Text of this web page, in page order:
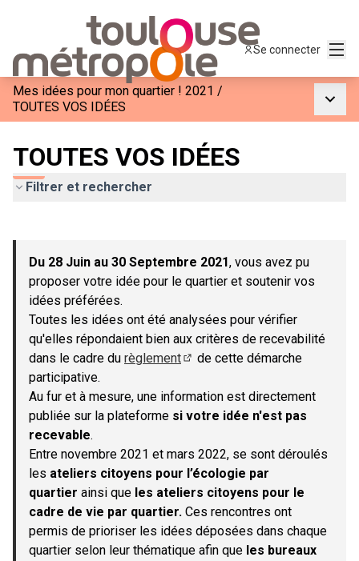
Se connecter
Mes idées pour mon quartier ! 2021 /
TOUTES VOS IDÉES
TOUTES VOS IDÉES
Filtrer et rechercher
−
Du 28 Juin au 30 Septembre 2021, vous avez pu
proposer votre idée pour le quartier et soutenir vos
idées préférées.
Toutes les idées ont été analysées pour vérifier
qu'elles répondaient bien aux critères de recevabilité
dans le cadre du règlement
de cette démarche
participative.
Au fur et à mesure, une information est directement
publiée sur la plateforme si votre idée n'est pas
recevable.
Entre novembre 2021 et mars 2022, se sont déroulés
les ateliers citoyens pour l’écologie par
quartier ainsi que les ateliers citoyens pour le
cadre de vie par quartier. Ces rencontres ont
permis de prioriser les idées déposées dans chaque
quartier selon leur thématique afin que les bureaux